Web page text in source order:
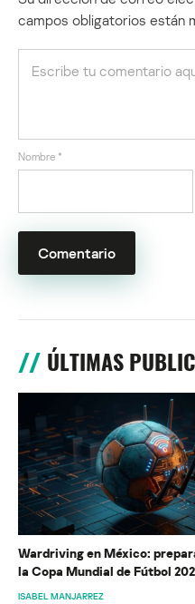
campos obligatorios están
Nombre *
ÚLTIMAS
Wardriving en México:
la Copa Mundial de Fútbol
ISABEL MANJARREZ